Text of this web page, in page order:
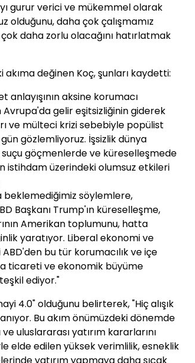
gurur verici ve mükemmel olarak
olduğunu, daha çok çalışmamız
daha zorlu olacağını hatırlatmak
değinen Koç, şunları kaydetti:
aksine korumacı
gelir eşitsizliğinin giderek
ve mülteci krizi sebebiyle popülist
gözlemliyoruz. İşsizlik dünya
göçmenlerde ve küreselleşmede
istihdam üzerindeki olumsuz etkileri
beklemediğimiz söylemlere,
Başkanı Trump'ın küreselleşme,
Amerikan toplumunu, hatta
yaratıyor. Liberal ekonomi ve
bu tür korumacılık ve içe
ticareti ve ekonomik büyüme
ediyor."
4.0" olduğunu belirterek, "Hiç alışık
Bu akım önümüzdeki dönemde
uluslararası yatırım kararlarını
elde edilen yüksek verimlilik, esneklik